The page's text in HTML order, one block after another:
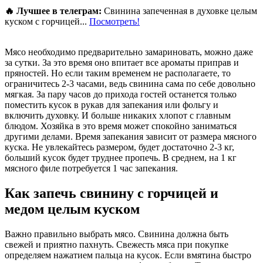
🔥 Лучшее в телеграм: Свинина запеченная в духовке целым
куском с горчицей... Посмотреть!
Мясо необходимо предварительно замариновать, можно даже
за сутки. За это время оно впитает все ароматы приправ и
пряностей. Но если таким временем не располагаете, то
ограничитесь 2-3 часами, ведь свинина сама по себе довольно
мягкая. За пару часов до прихода гостей останется только
поместить кусок в рукав для запекания или фольгу и
включить духовку. И больше никаких хлопот с главным
блюдом. Хозяйка в это время может спокойно заниматься
другими делами. Время запекания зависит от размера мясного
куска. Не увлекайтесь размером, будет достаточно 2-3 кг,
больший кусок будет труднее пропечь. В среднем, на 1 кг
мясного филе потребуется 1 час запекания.
Как запечь свинину с горчицей и
медом целым куском
Важно правильно выбрать мясо. Свинина должна быть
свежей и приятно пахнуть. Свежесть мяса при покупке
определяем нажатием пальца на кусок. Если вмятина быстро